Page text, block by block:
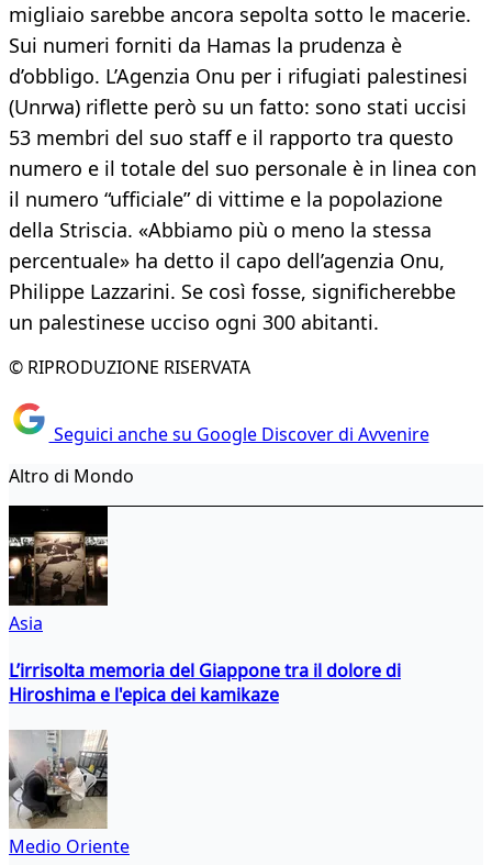
migliaio sarebbe ancora sepolta sotto le macerie.
Sui numeri forniti da Hamas la prudenza è
d’obbligo. L’Agenzia Onu per i rifugiati palestinesi
(Unrwa) riflette però su un fatto: sono stati uccisi
53 membri del suo staff e il rapporto tra questo
numero e il totale del suo personale è in linea con
il numero “ufficiale” di vittime e la popolazione
della Striscia. «Abbiamo più o meno la stessa
percentuale» ha detto il capo dell’agenzia Onu,
Philippe Lazzarini. Se così fosse, significherebbe
un palestinese ucciso ogni 300 abitanti.
© RIPRODUZIONE RISERVATA
Seguici anche su Google Discover di Avvenire
Altro di Mondo
Asia
L’irrisolta memoria del Giappone tra il dolore di
Hiroshima e l'epica dei kamikaze
Medio Oriente